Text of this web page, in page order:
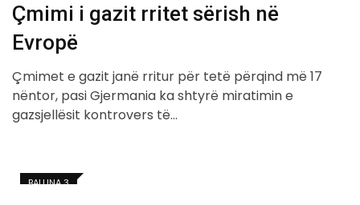
Çmimi i gazit rritet sërish në
Evropë
Çmimet e gazit janë rritur për tetë përqind më 17
nëntor, pasi Gjermania ka shtyrë miratimin e
gazsjellësit kontrovers të…
BALLINA 3